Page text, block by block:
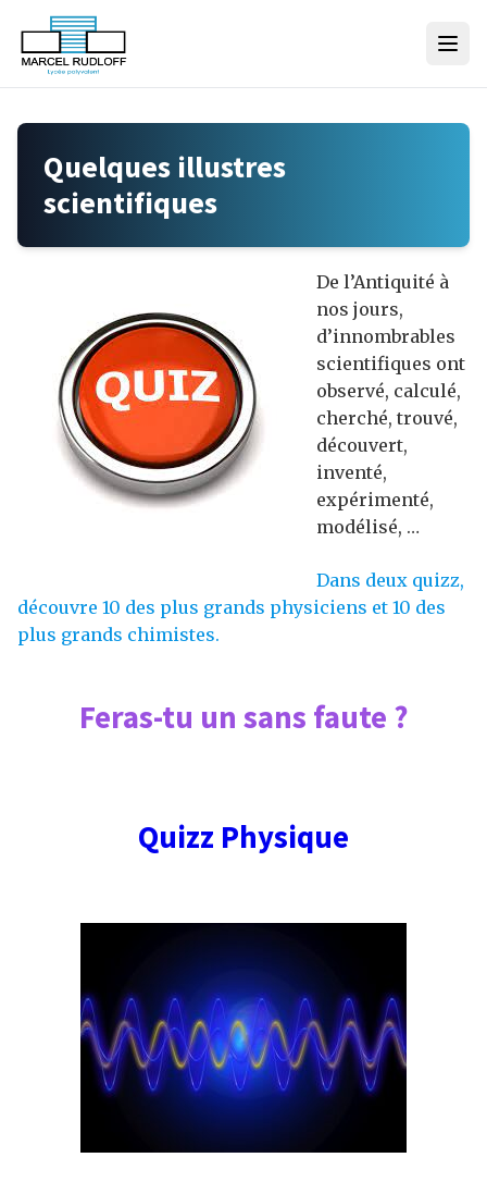
Skip to content
Quelques illustres
scientifiques
De l’Antiquité à
nos jours,
d’innombrables
scientifiques ont
observé, calculé,
cherché, trouvé,
découvert,
inventé,
expérimenté,
modélisé, …
Dans deux quizz,
découvre 10 des plus grands physiciens et 10 des
plus grands chimistes.
Feras-tu un sans faute ?
Quizz Physique